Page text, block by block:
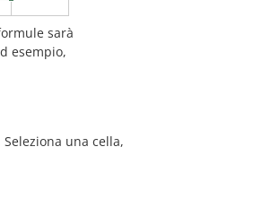
sarà
esempio,
una cella,